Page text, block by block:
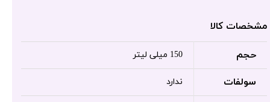
مشخصات کالا
حجم 150 میلی لیتر
سولفات ندارد